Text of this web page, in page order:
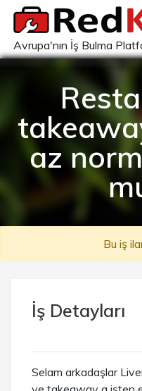
Avrupa'nın İş Bulma
az
Bu iş
İş Detayları
Selam arkadaşlar